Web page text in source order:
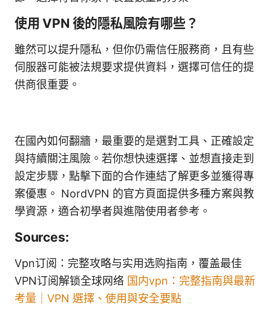
使用 VPN 後的隱私風險有哪些？
雖然可以提升隱私，但你仍需信任服務商，且有些
伺服器可能被法規要求提供資料，選擇可信任的提
供商很重要。
在國內如何翻牆，最重要的是選對工具、正確設定
與持續關注風險。若你想快速選擇、並想直接走到
設定步驟，點擊下面的合作連結了解更多並獲得專
案優惠。 NordVPN 的官方頁面提供多種方案與教
學資源，適合初學者與進階使用者參考。
Sources:
Vpn订阅：完整攻略与实用选购指南，覆盖最佳
VPN订阅解锁全球网络 国内vpn：完整指南與最新
考量｜VPN 選擇、使用與安全要點